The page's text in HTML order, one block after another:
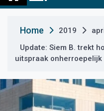
t
Home 2019
Update: Siem B. trekt
uitspraak onherroepelijk